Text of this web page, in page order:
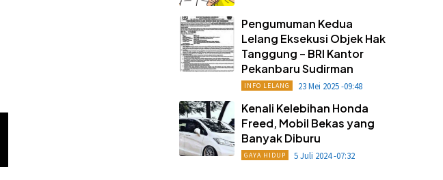
Pengumuman Kedua
Lelang Eksekusi Objek Hak
Tanggung – BRI Kantor
Pekanbaru Sudirman
INFO LELANG 23 Mei 2025 -09:48
Kenali Kelebihan Honda
Freed, Mobil Bekas yang
Banyak Diburu
GAYA HIDUP 5 Juli 2024 -07:32